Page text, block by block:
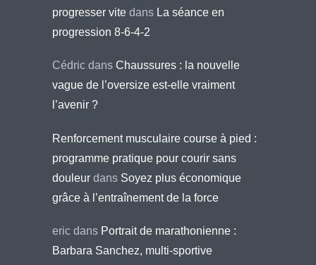
progresser vite dans La séance en
progression 8-6-4-2
Cédric dans Chaussures : la nouvelle
vague de l’oversize est-elle vraiment
l’avenir ?
Renforcement musculaire course à pied :
programme pratique pour courir sans
douleur dans Soyez plus économique
grâce à l’entraînement de la force
eric dans Portrait de marathonienne :
Barbara Sanchez, multi-sportive